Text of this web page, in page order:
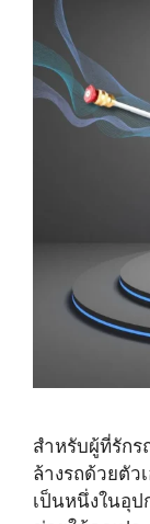
สำหรับผู้ที่รักร
ล้างรถด้วยตัว
เป็นหนึ่งในอุ